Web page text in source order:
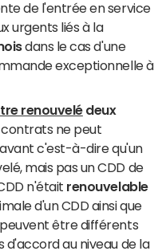
de l'entrée en service
urgents liés à la
dans le cas d'une
exceptionnelle à
renouvelédeux
ne peut
c'est-à-dire qu'un
mais pas un CDD de
n'était renouvelable
d'un CDD ainsi que
être différents
d'accord au niveau de la